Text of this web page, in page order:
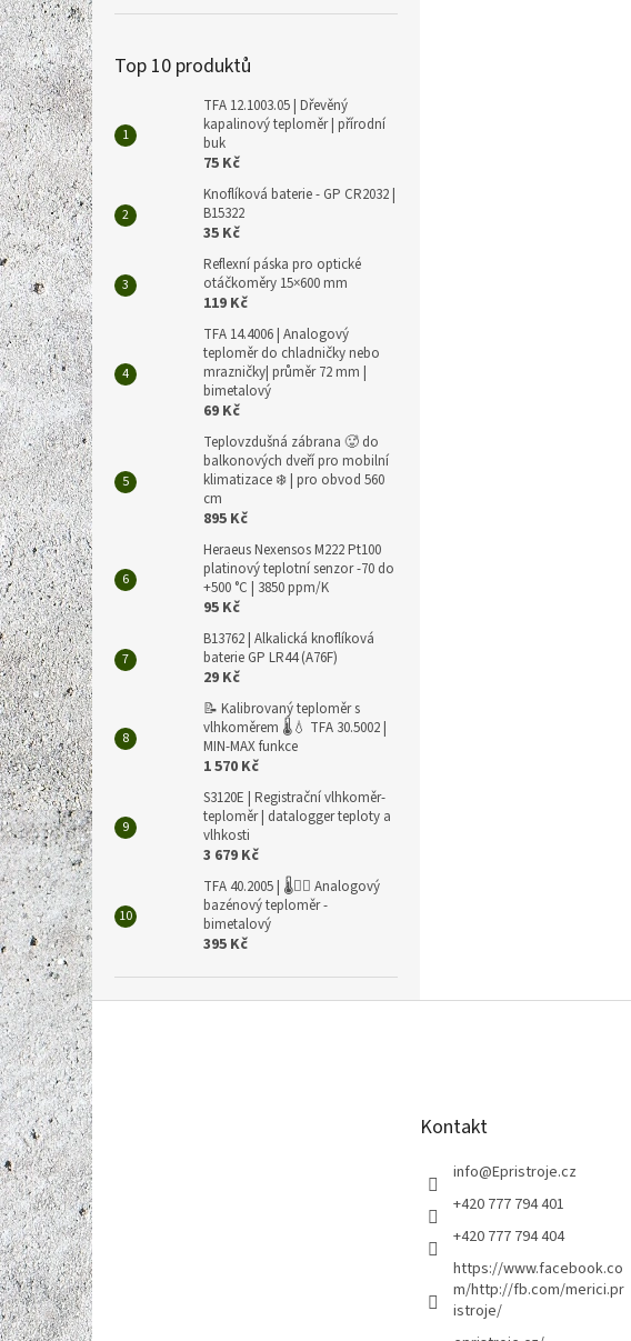
Top 10 produktů
TFA 12.1003.05 | Dřevěný
kapalinový teploměr | přírodní
buk
75 Kč
Knoflíková baterie - GP CR2032 |
B15322
35 Kč
Reflexní páska pro optické
otáčkoměry 15×600 mm
119 Kč
TFA 14.4006 | Analogový
teploměr do chladničky nebo
mrazničky| průměr 72 mm |
bimetalový
69 Kč
Teplovzdušná zábrana 🥵 do
balkonových dveří pro mobilní
klimatizace ❄️ | pro obvod 560
cm
895 Kč
Heraeus Nexensos M222 Pt100
platinový teplotní senzor -70 do
+500 °C | 3850 ppm/K
95 Kč
B13762 | Alkalická knoflíková
baterie GP LR44 (A76F)
29 Kč
📝 Kalibrovaný teploměr s
vlhkoměrem 🌡️💧 TFA 30.5002 |
MIN-MAX funkce
1 570 Kč
S3120E | Registrační vlhkoměr-
teploměr | datalogger teploty a
vlhkosti
3 679 Kč
TFA 40.2005 | 🌡️🏊‍♀️ Analogový
bazénový teploměr -
bimetalový
395 Kč
Z
á
p
a
t
í Kontakt
info@Epristroje.cz
+420 777 794 401
+420 777 794 404
https://www.facebook.co
m/http://fb.com/merici.pr
istroje/